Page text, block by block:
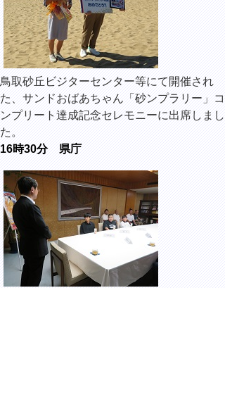
鳥取砂丘ビジターセンター等にて開催され
た、サンドおばあちゃん「砂ンプラリー」コ
ンプリート達成記念セレモニーに出席しまし
た。
16時30分 県庁